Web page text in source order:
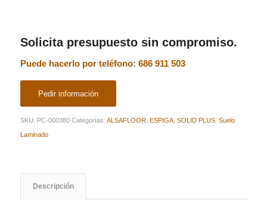
Solicita presupuesto sin compromiso.
Puede hacerlo por teléfono: 686 911 503
Pedir información
SKU: PC-000380 Categorías: ALSAFLOOR, ESPIGA, SOLID PLUS, Suelo
Laminado
Descripción